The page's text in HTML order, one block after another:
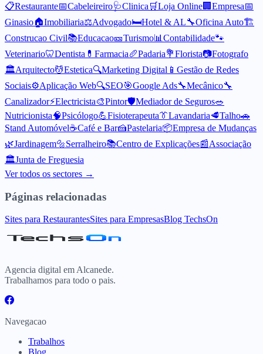
📋Restaurante📅Cabeleireiro🩺Clinica 🛒Loja Online🏢 Empresa📅
Ginasio🏠Imobiliaria⚖️Advogado🛏️Hotel & AL🔧Oficina Auto🏗️
Construcao Civil📚Educacao🎫Turismo📊 Contabilidade🐾
Veterinario🦷Dentista 💊 Farmacia🥖Padaria💐Florista📷Fotografo
🏛️Arquitecto💆Estetica🔍Marketing Digital 📱 Gestão de Redes
Sociais⚙️Aplicação Web🔍SEO🎯Google Ads🔧Mecânico🔧
Canalizador⚡Electricista🎨Pintor🛡️Mediador de Seguros🥗
Nutricionista🧠Psicólogo💪Fisioterapeuta👔Lavandaria🥩Talho🚗
Stand Automóvel☕Café e Bar🍰Pastelaria📦Empresa de Mudanças
🌿Jardinagem🔩Serralheiro📚Centro de Explicações📰Associação
🏛️Junta de Freguesia
Ver todos os sectores →
Páginas relacionadas
Sites para RestaurantesSites para EmpresasBlog TechsOn
Agencia digital em Alcanede.
Trabalhamos para todo o pais.
Navegacao
Trabalhos